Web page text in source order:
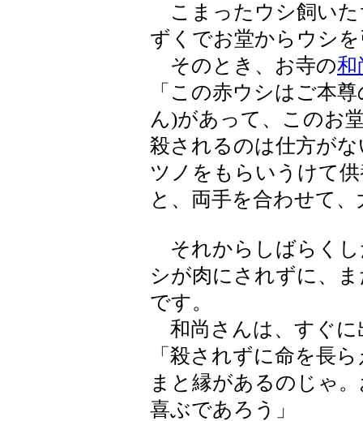
こまったウシ飼いた
ずくでお堂からウシ
そのとき、お寺の和
「この赤ウシはご本
ん)があって、このお
殺されるのは仕方が
ツノをもらいうけて
と、両手を合わせて
それからしばらくし
シが肉にされずに、
です。
和尚さんは、すぐに
「殺されずに命を長
まと縁があるのじゃ
喜ぶであろう」